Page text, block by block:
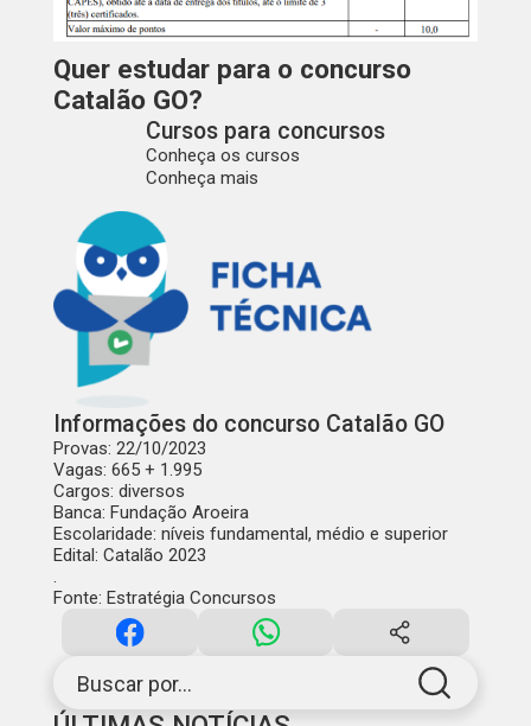
Buscar por...
Quer estudar para o concurso
Catalão GO?
Cursos para concursos
Conheça os cursos
Conheça mais
Informações do concurso Catalão GO
Provas: 22/10/2023
Vagas: 665 + 1.995
Cargos: diversos
Banca: Fundação Aroeira
Escolaridade: níveis fundamental, médio e superior
Edital: Catalão 2023
.
Fonte: Estratégia Concursos